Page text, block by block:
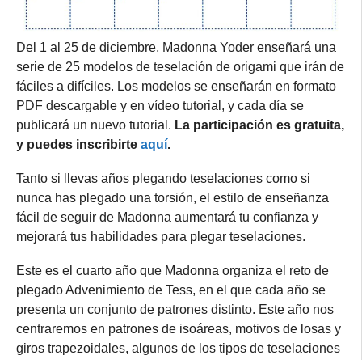
Del 1 al 25 de diciembre, Madonna Yoder enseñará una
serie de 25 modelos de teselación de origami que irán de
fáciles a difíciles. Los modelos se enseñarán en formato
PDF descargable y en vídeo tutorial, y cada día se
publicará un nuevo tutorial. La participación es gratuita,
y puedes inscribirte aquí.
Tanto si llevas años plegando teselaciones como si
nunca has plegado una torsión, el estilo de enseñanza
fácil de seguir de Madonna aumentará tu confianza y
mejorará tus habilidades para plegar teselaciones.
Este es el cuarto año que Madonna organiza el reto de
plegado Advenimiento de Tess, en el que cada año se
presenta un conjunto de patrones distinto. Este año nos
centraremos en patrones de isoáreas, motivos de losas y
giros trapezoidales, algunos de los tipos de teselaciones